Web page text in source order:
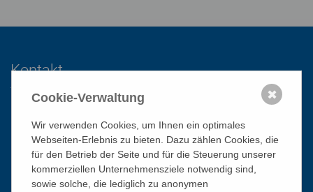
Kontakt
1010 Wien, Stephansplatz 3
01/51 552-3320
office@bildungswerk.at
Cookie-Verwaltung
Wir verwenden Cookies, um Ihnen ein optimales
Webseiten-Erlebnis zu bieten. Dazu zählen Cookies, die
für den Betrieb der Seite und für die Steuerung unserer
kommerziellen Unternehmensziele notwendig sind,
sowie solche, die lediglich zu anonymen
✖